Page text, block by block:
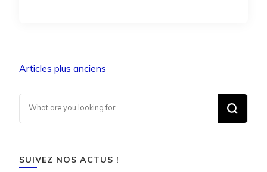
Navigation
articles
Articles plus anciens
SUIVEZ NOS ACTUS !